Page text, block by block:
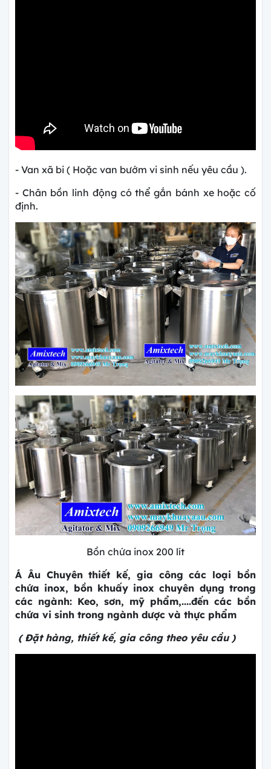
- Van xã bi ( Hoặc van bướm vi sinh nếu yêu cầu ).
- Chân bồn linh động có thể gắn bánh xe hoặc cố
định.
Bồn chứa inox 200 lít
Á Âu Chuyên thiết kế, gia công các loại bồn
chứa inox, bồn khuấy inox chuyên dụng trong
các ngành: Keo, sơn, mỹ phẩm,....đến các bồn
chứa vi sinh trong ngành dược và thực phẩm
( Đặt hàng, thiết kế, gia công theo yêu cầu )